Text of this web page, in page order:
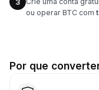
3
ou operar BTC com
Por que